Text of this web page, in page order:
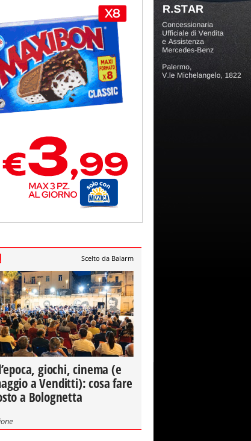
Scelto da Balarm
giochi, cinema (e
a Venditti): cosa fare
a Bolognetta